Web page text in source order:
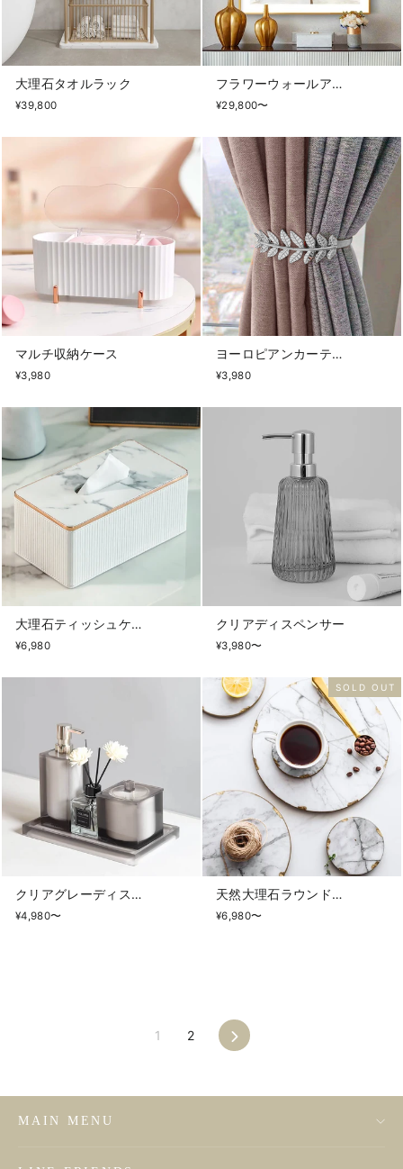
大理石タオルラック
¥39,800
フラワーウォールアート
¥29,800〜
マルチ収納ケース
¥3,980
ヨーロピアンカーテンホルダー2個セット
¥3,980
大理石ティッシュケース
¥6,980
クリアディスペンサー
¥3,980〜
クリアグレーディスペンサー
¥4,980〜
SOLD OUT
天然大理石ラウンドトレイ
¥6,980〜
1 2
MAIN MENU